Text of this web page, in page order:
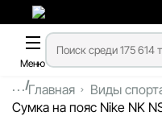
Меню
...Главная Виды
Сумка на пояс Nike NK